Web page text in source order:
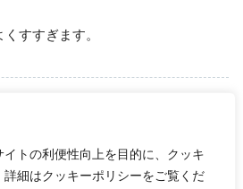
トの利便性向上を目的に、クッキ
細はクッキーポリシーをご覧くだ
すすぎます。